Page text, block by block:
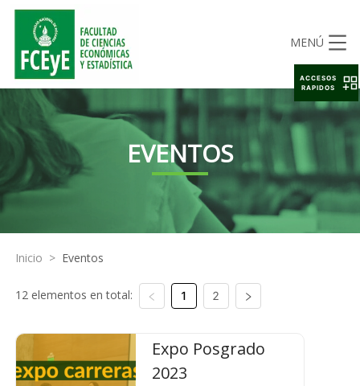
MENÚ
EVENTOS
Inicio > Eventos
12 elementos en total: 1 2
Expo Posgrado
2023
ACCESOS
RAPIDOS